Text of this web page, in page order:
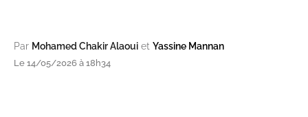
Par Mohamed Chakir Alaoui et Yassine Mannan
Le 14/05/2026 à 18h34